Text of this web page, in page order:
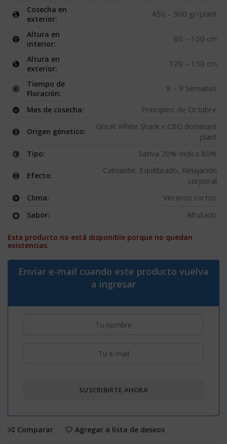
Cosecha en
exterior:
450 – 500 gr/plant
Altura en
interior:
60 – 100 cm
Altura en
exterior:
120 – 150 cm
Tiempo de
Floración:
8 – 9 Semanas
Mes de cosecha: Principios de Octubre
Origen génetico:
Great White Shark x CBD dominant
plant
Tipo: Sativa 20% Indica 80%
Efecto:
Calmante, Equilibrado, Relajación
corporal
Clima: Veranos cortos
Sabor: Afrutado
Este producto no está disponible porque no quedan
existencias.
Enviar e-mail cuando este producto vuelva
a ingresar
Comparar Agregar a lista de deseos